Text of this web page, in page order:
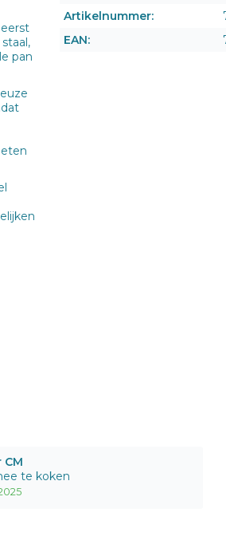
pan
Artikelnummer:
EAN:
CM
te koken